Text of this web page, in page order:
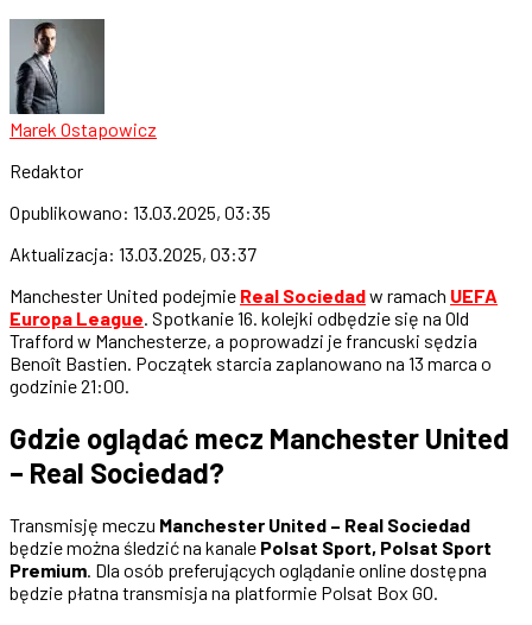
Marek Ostapowicz
Redaktor
Opublikowano: 13.03.2025, 03:35
Aktualizacja: 13.03.2025, 03:37
Manchester United podejmie Real Sociedadw ramach UEFA
Europa League. Spotkanie 16. kolejki odbędzie się na Old
Trafford w Manchesterze, a poprowadzi je francuski sędzia
Benoît Bastien. Początek starcia zaplanowano na 13 marca o
godzinie 21:00.
Gdzie oglądać mecz Manchester United
– Real Sociedad?
Transmisję meczu Manchester United – Real Sociedad
będzie można śledzić na kanale Polsat Sport, Polsat Sport
Premium . Dla osób preferujących oglądanie online dostępna
będzie płatna transmisja na platformie Polsat Box GO.